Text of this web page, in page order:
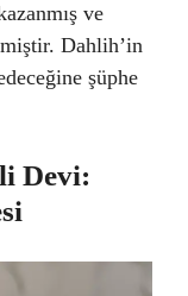
ve
Dahlih’in
şüphe
Devi: